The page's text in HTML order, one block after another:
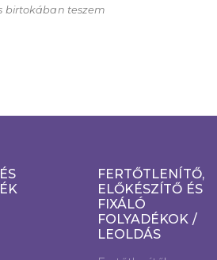
birtokában teszem
FERTŐTLENÍTŐ,
ELŐKÉSZÍTŐ ÉS
FIXÁLÓ
FOLYADÉKOK /
LEOLDÁS